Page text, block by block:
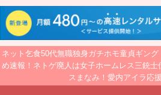
ネット乞食50代無職独身ガチホモ童貞ギン
め速報！ネトゲ廃人は女子ホームレス三銃
スまなみ！愛内アイラ応